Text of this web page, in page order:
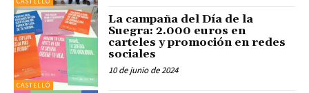
CASTELLÓ
La campaña del Día de la
Suegra: 2.000 euros en
carteles y promoción en redes
sociales
10 de junio de 2024